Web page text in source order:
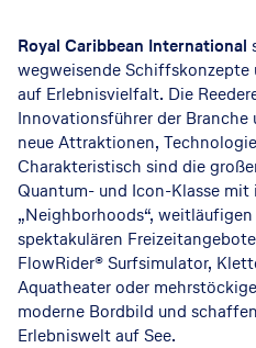
Royal Caribbean International
wegweisende Schiffskonzepte
auf Erlebnisvielfalt. Die
Innovationsführer der
neue Attraktionen,
Charakteristisch sind die
Quantum- und Icon-Klasse
„Neighborhoods“,
spektakulären
FlowRider® Surfsimulator,
Aquatheater oder
moderne Bordbild und
Erlebniswelt auf See.